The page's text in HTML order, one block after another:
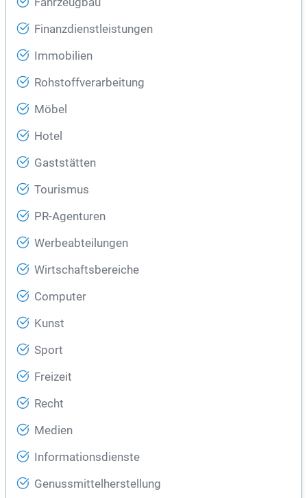
Finanzdienstleistungen
Immobilien
Rohstoffverarbeitung
Möbel
Hotel
Gaststätten
Tourismus
PR-Agenturen
Werbeabteilungen
Wirtschaftsbereiche
Computer
Kunst
Sport
Freizeit
Recht
Medien
Informationsdienste
Genussmittelherstellung